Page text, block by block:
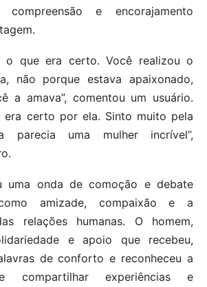
compreensão e encorajamento
o que era certo. Você realizou o
não porque estava apaixonado,
a amava”, comentou um usuário.
era certo por ela. Sinto muito pela
parecia uma mulher incrível”,
uma onda de comoção e debate
amizade, compaixão e a
relações humanas. O homem,
e apoio que recebeu,
de conforto e reconheceu a
compartilhar experiências e